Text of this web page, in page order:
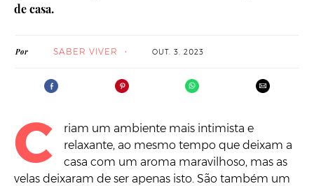
de casa.
Por SABER VIVER OUT. 3. 2023
C
riam um ambiente mais intimista e
relaxante, ao mesmo tempo que deixam a
casa com um aroma maravilhoso, mas as
velas deixaram de ser apenas isto. São também um